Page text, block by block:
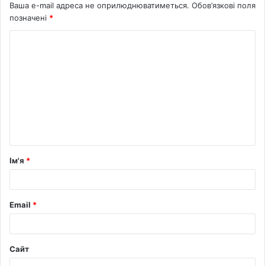
Ваша e-mail адреса не оприлюднюватиметься. Обов’язкові поля
позначені *
Ім'я *
Email *
Сайт